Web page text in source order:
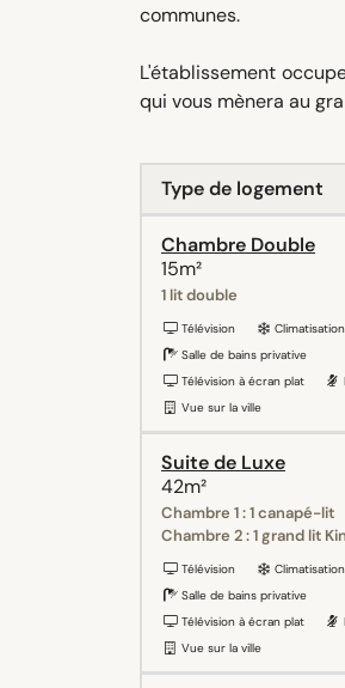
communes.
L'établissement
qui vous mènera au
Type de logement
Chambre Double
15m²
1 lit double
Télévision
Climatisation
Salle de bains privative
Télévision à écran plat
Vue sur la ville
Suite de Luxe
42m²
Chambre 1 : 1 canapé-lit
Chambre 2 : 1 grand lit
Télévision
Climatisation
Salle de bains privative
Télévision à écran plat
Vue sur la ville